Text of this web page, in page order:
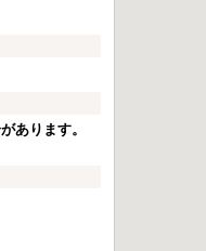
あります。